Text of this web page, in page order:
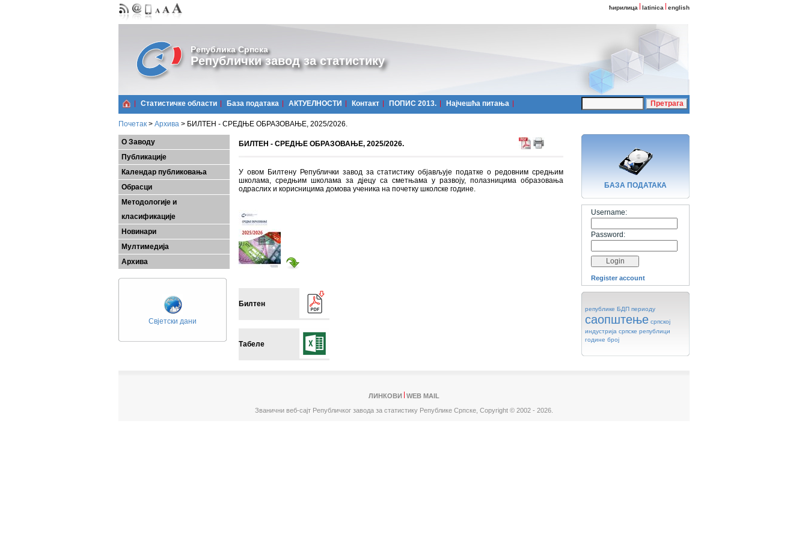
ћирилица latinica english
Република Српска
Републички завод за статистику
Статистичке области Базa података АКТУЕЛНОСТИ Контакт ПОПИС 2013. Најчешћa питања
Почетак > Архива > БИЛТЕН - СРЕДЊЕ ОБРАЗОВАЊЕ, 2025/2026.
О Заводу
Публикације
Календар публиковања
Обрасци
Методологије и
класификације
Новинари
Мултимедија
Архива
Свјетски дани
БИЛТЕН - СРЕДЊЕ ОБРАЗОВАЊЕ, 2025/2026.
У овом Билтену Републички завод за статистику објављује податке о редовним средњим
школама, средњим школама за дјецу са сметњама у развоју, полазницима образовања
одраслих и корисницима домова ученика на почетку школске године.
Билтен
Табеле
БАЗA ПОДАТАКА
Username:
Password:
Register account
републике БДП периоду
саопштење српској
индустрија српске републици
године број
ЛИНКОВИ
WEB MAIL
Званични веб-сајт Републичког завода за статистику Републике Српске, Copyright © 2002 - 2026.